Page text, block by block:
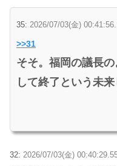
35: 2026/07/03(金)
>>31
そそ。福岡の議長
して終了という未
32: 2026/07/03(金)